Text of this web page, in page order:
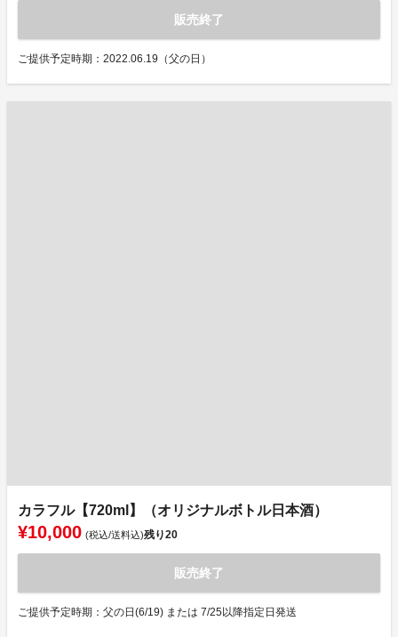
販売終了
ご提供予定時期：2022.06.19（父の日）
カラフル【720ml】（オリジナルボトル日本酒）
¥10,000 (税込/送料込)残り20
販売終了
ご提供予定時期：父の日(6/19) または 7/25以降指定日発送